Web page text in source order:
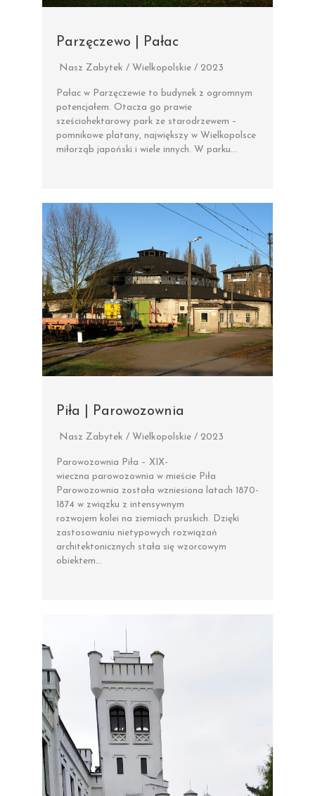
Parzęczewo | Pałac
Nasz Zabytek / Wielkopolskie / 2023
Pałac w Parzęczewie to budynek z ogromnym
potencjałem. Otacza go prawie
sześciohektarowy park ze starodrzewem –
pomnikowe platany, największy w Wielkopolsce
miłorząb japoński i wiele innych. W parku…
Piła | Parowozownia
Nasz Zabytek / Wielkopolskie / 2023
Parowozownia Piła – XIX-
wieczna parowozownia w mieście Piła
Parowozownia została wzniesiona latach 1870-
1874 w związku z intensywnym
rozwojem kolei na ziemiach pruskich. Dzięki
zastosowaniu nietypowych rozwiązań
architektonicznych stała się wzorcowym
obiektem…